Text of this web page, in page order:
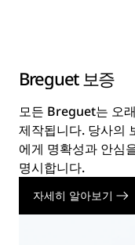
Breguet 보증
모든 Breguet는 오
제작됩니다. 당사의
에게 명확성과 안심
명시합니다.
자세히 알아보기